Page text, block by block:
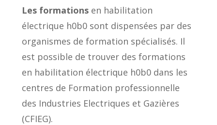
Les formationsen habilitation
électrique h0b0 sont dispensées par des
organismes de formation spécialisés. Il
est possible de trouver des formations
en habilitation électrique h0b0 dans les
centres de Formation professionnelle
des Industries Electriques et Gazières
(CFIEG).